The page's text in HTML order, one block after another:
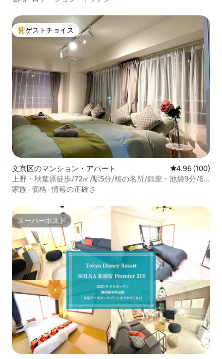
大好評のゲストチョイスです。
ゲストチョイス
文京区のマンション・アパート レビュー100
4.96 (100)
上野・秋葉原徒歩/72㎡/駅5分/桜の名所/銀座・池袋9分/6
ベッド/ファミリー人気/4駅/2寝室
家族 · 価格 ·情報の正確さ
スーパーホスト
スーパーホスト